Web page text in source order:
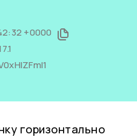
+0000
горизонтально